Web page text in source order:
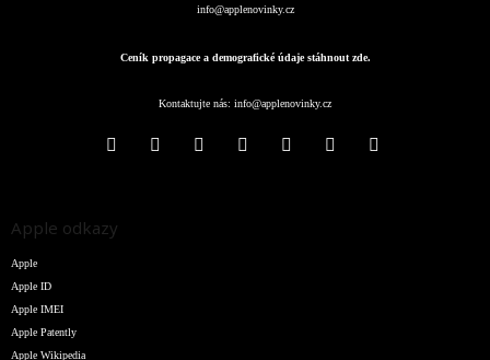
info@applenovinky.cz
Ceník propagace a demografické údaje stáhnout zde.
Kontaktujte nás: info@applenovinky.cz
Apple odkazy
Apple
Apple ID
Apple IMEI
Apple Patently
Apple Wikipedia